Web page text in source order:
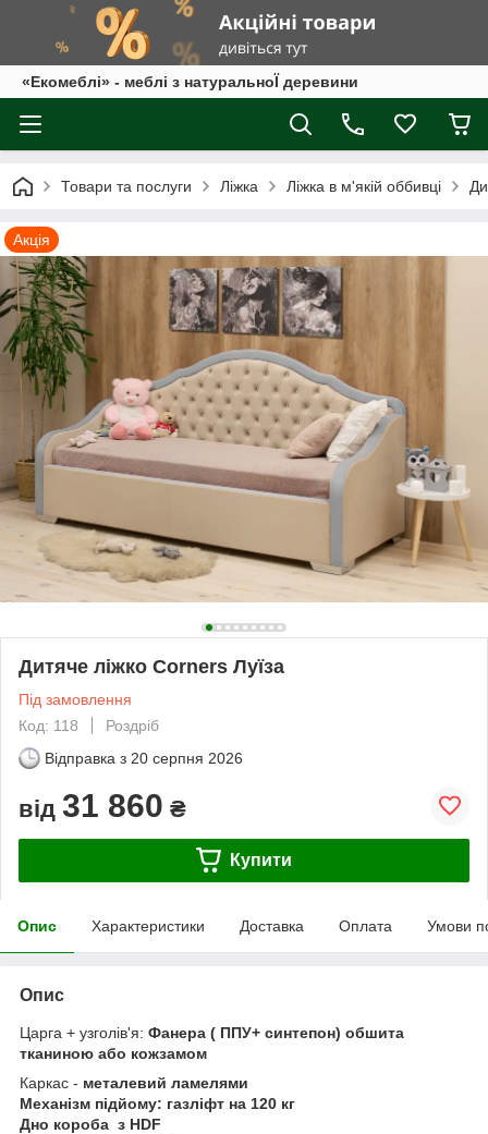
«Екомеблі» - меблі з натуральноЇ деревини
Товари та послуги Ліжка Ліжка в м'якій оббивці
Акція
Дитяче ліжко Corners Луїза
Під замовлення
Код: 118
Роздріб
Відправка з 20 серпня 2026
від 31 860 ₴
Купити
Опис Характеристики Доставка Оплата Умови
Опис
Царга + узголів'я: Фанера ( ППУ+ синтепон) обшита
тканиною або кожзамом
Каркас - металевий ламелями
Механізм підйому: газліфт на 120 кг
Дно короба з HDF